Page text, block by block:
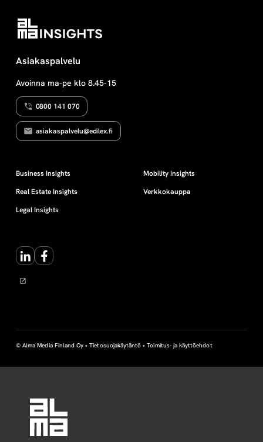
Asiakaspalvelu
Avoinna ma-pe klo 8.45-15
0800 141 070
asiakaspalvelu@edilex.fi
Business Insights
Real Estate Insights
Legal Insights
Mobility Insights
Verkkokauppa
LinkedInFacebook
© Alma Media Finland Oy •Tietosuojakäytäntö •Toimitus- ja käyttöehdot